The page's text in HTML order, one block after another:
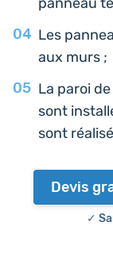
Les
aux murs ;
La paroi
sont
sont
Devis
✓